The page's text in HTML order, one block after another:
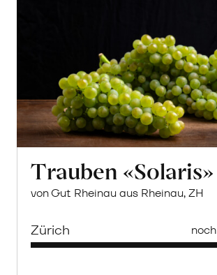
Trauben «Solaris»
von Gut Rheinau aus Rheinau, ZH
Zürich noch